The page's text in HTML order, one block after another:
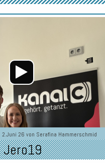
2.Juni 26 von Serafina Hammerschmid